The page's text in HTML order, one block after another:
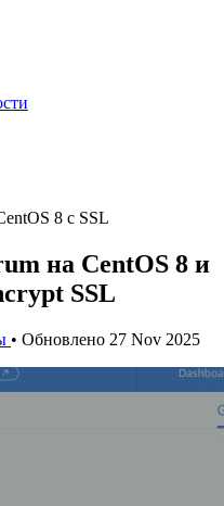
8 с SSL
на CentOS 8 и
SSL
• Обновлено 27 Nov 2025